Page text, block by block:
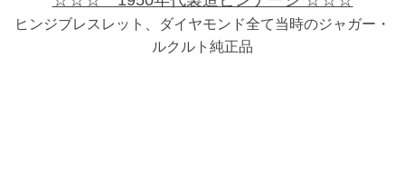
ヒンジブレスレット、ダイヤモンド全て当時のジャガー・
ルクルト純正品